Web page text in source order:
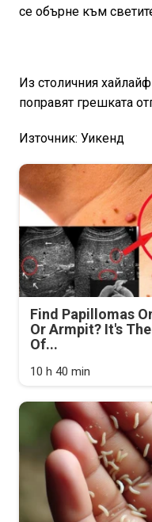
се обърне към
Из столичния
поправят грешката
Източник: Уикенд
Find Papillomas
Or Armpit? It's
Of...
10 h 40 min